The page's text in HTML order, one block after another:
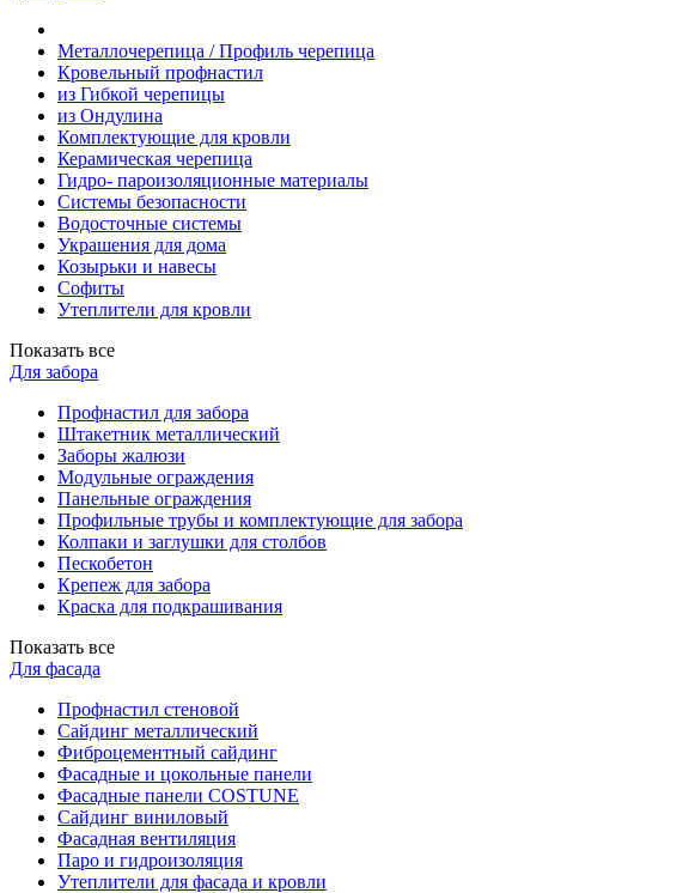
Металлочерепица / Профиль черепица
Кровельный профнастил
из Гибкой черепицы
из Ондулина
Комплектующие для кровли
Керамическая черепица
Гидро- пароизоляционные материалы
Системы безопасности
Водосточные системы
Украшения для дома
Козырьки и навесы
Софиты
Утеплители для кровли
Показать все
Для забора
Профнастил для забора
Штакетник металлический
Заборы жалюзи
Модульные ограждения
Панельные ограждения
Профильные трубы и комплектующие для забора
Колпаки и заглушки для столбов
Пескобетон
Крепеж для забора
Краска для подкрашивания
Показать все
Для фасада
Профнастил стеновой
Сайдинг металлический
Фиброцементный сайдинг
Фасадные и цокольные панели
Фасадные панели COSTUNE
Сайдинг виниловый
Фасадная вентиляция
Паро и гидроизоляция
Утеплители для фасада и кровли